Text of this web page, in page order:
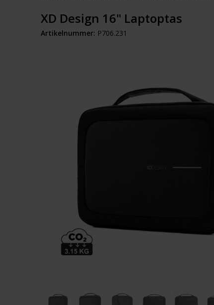
XD Design 16" Laptoptas
Artikelnummer: P706.231